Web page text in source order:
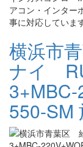
アコン・インター
事に対応していま
横浜市
ナイ
550-SM